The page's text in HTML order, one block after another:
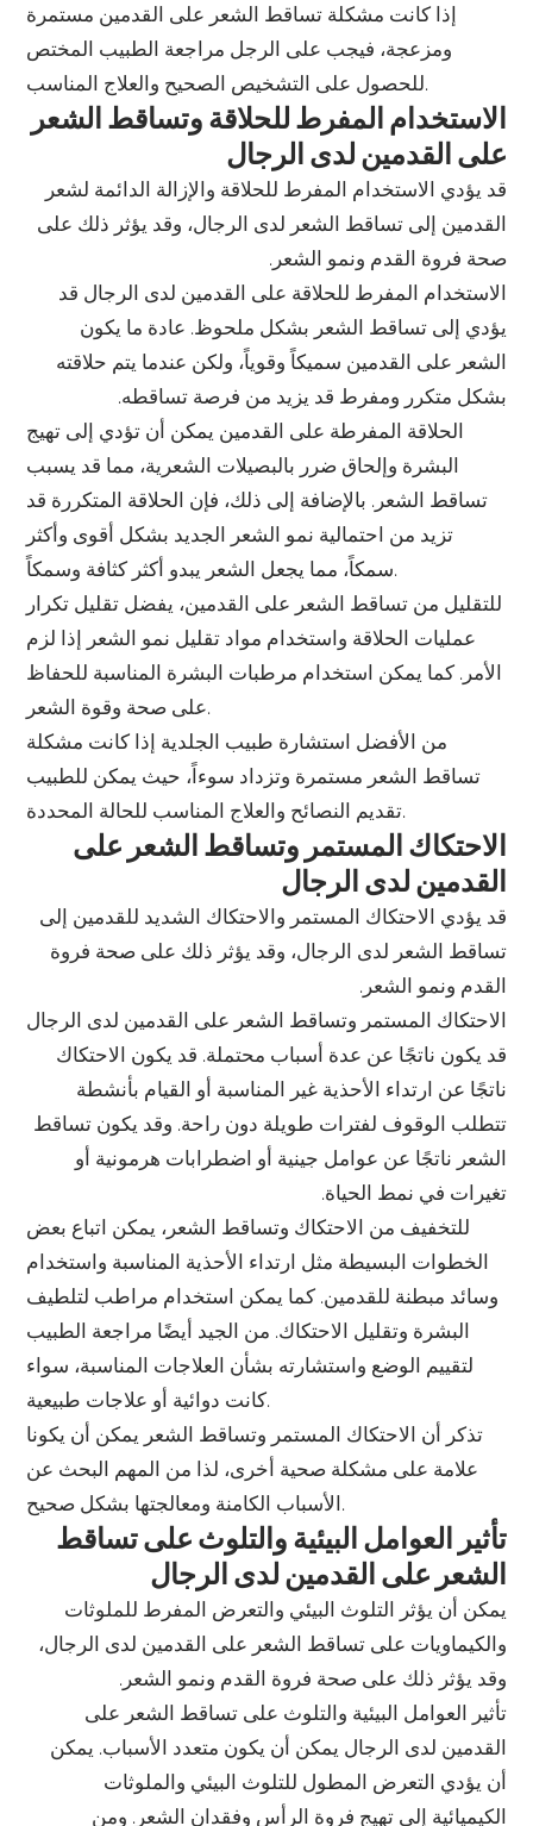
إذا كانت مشكلة تساقط الشعر على القدمين مستمرة
ومزعجة، فيجب على الرجل مراجعة الطبيب المختص
للحصول على التشخيص الصحيح والعلاج المناسب.
الاستخدام المفرط للحلاقة وتساقط الشعر
على القدمين لدى الرجال
قد يؤدي الاستخدام المفرط للحلاقة والإزالة الدائمة لشعر
القدمين إلى تساقط الشعر لدى الرجال، وقد يؤثر ذلك على
صحة فروة القدم ونمو الشعر.
الاستخدام المفرط للحلاقة على القدمين لدى الرجال قد
يؤدي إلى تساقط الشعر بشكل ملحوظ. عادة ما يكون
الشعر على القدمين سميكاً وقوياً، ولكن عندما يتم حلاقته
بشكل متكرر ومفرط قد يزيد من فرصة تساقطه.
الحلاقة المفرطة على القدمين يمكن أن تؤدي إلى تهيج
البشرة وإلحاق ضرر بالبصيلات الشعرية، مما قد يسبب
تساقط الشعر. بالإضافة إلى ذلك، فإن الحلاقة المتكررة قد
تزيد من احتمالية نمو الشعر الجديد بشكل أقوى وأكثر
سمكاً، مما يجعل الشعر يبدو أكثر كثافة وسمكاً.
للتقليل من تساقط الشعر على القدمين، يفضل تقليل تكرار
عمليات الحلاقة واستخدام مواد تقليل نمو الشعر إذا لزم
الأمر. كما يمكن استخدام مرطبات البشرة المناسبة للحفاظ
على صحة وقوة الشعر.
من الأفضل استشارة طبيب الجلدية إذا كانت مشكلة
تساقط الشعر مستمرة وتزداد سوءاً، حيث يمكن للطبيب
تقديم النصائح والعلاج المناسب للحالة المحددة.
الاحتكاك المستمر وتساقط الشعر على
القدمين لدى الرجال
قد يؤدي الاحتكاك المستمر والاحتكاك الشديد للقدمين إلى
تساقط الشعر لدى الرجال، وقد يؤثر ذلك على صحة فروة
القدم ونمو الشعر.
الاحتكاك المستمر وتساقط الشعر على القدمين لدى الرجال
قد يكون ناتجًا عن عدة أسباب محتملة. قد يكون الاحتكاك
ناتجًا عن ارتداء الأحذية غير المناسبة أو القيام بأنشطة
تتطلب الوقوف لفترات طويلة دون راحة. وقد يكون تساقط
الشعر ناتجًا عن عوامل جينية أو اضطرابات هرمونية أو
تغيرات في نمط الحياة.
للتخفيف من الاحتكاك وتساقط الشعر، يمكن اتباع بعض
الخطوات البسيطة مثل ارتداء الأحذية المناسبة واستخدام
وسائد مبطنة للقدمين. كما يمكن استخدام مراطب لتلطيف
البشرة وتقليل الاحتكاك. من الجيد أيضًا مراجعة الطبيب
لتقييم الوضع واستشارته بشأن العلاجات المناسبة، سواء
كانت دوائية أو علاجات طبيعية.
تذكر أن الاحتكاك المستمر وتساقط الشعر يمكن أن يكونا
علامة على مشكلة صحية أخرى، لذا من المهم البحث عن
الأسباب الكامنة ومعالجتها بشكل صحيح.
تأثير العوامل البيئية والتلوث على تساقط
الشعر على القدمين لدى الرجال
يمكن أن يؤثر التلوث البيئي والتعرض المفرط للملوثات
والكيماويات على تساقط الشعر على القدمين لدى الرجال،
وقد يؤثر ذلك على صحة فروة القدم ونمو الشعر.
تأثير العوامل البيئية والتلوث على تساقط الشعر على
القدمين لدى الرجال يمكن أن يكون متعدد الأسباب. يمكن
أن يؤدي التعرض المطول للتلوث البيئي والملوثات
الكيميائية إلى تهيج فروة الرأس وفقدان الشعر. ومن